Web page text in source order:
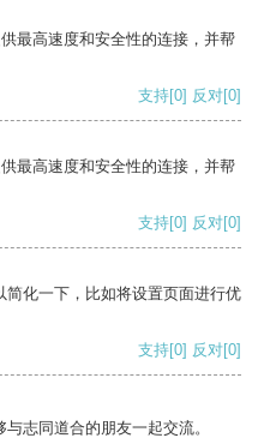
最高速度和安全性的连接，并帮
支持[0] 反对[0]
最高速度和安全性的连接，并帮
支持[0] 反对[0]
化一下，比如将设置页面进行优
支持[0] 反对[0]
志同道合的朋友一起交流。